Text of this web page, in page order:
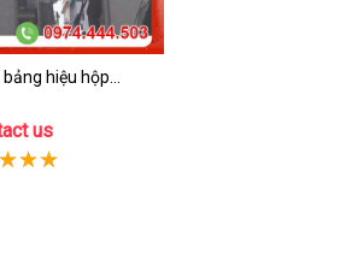
hiệu hộp...
us